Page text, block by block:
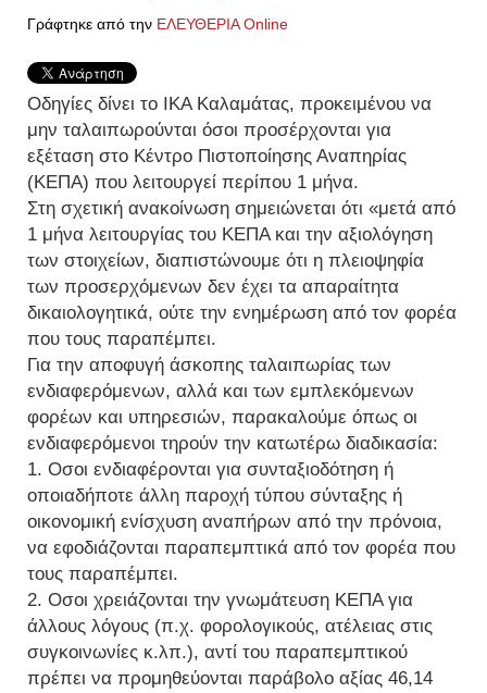
Γράφτηκε από την ΕΛΕΥΘΕΡΙΑ Online
Οδηγίες δίνει το ΙΚΑ Καλαμάτας, προκειμένου να
μην ταλαιπωρούνται όσοι προσέρχονται για
εξέταση στο Κέντρο Πιστοποίησης Αναπηρίας
(ΚΕΠΑ) που λειτουργεί περίπου 1 μήνα.
Στη σχετική ανακοίνωση σημειώνεται ότι «μετά από
1 μήνα λειτουργίας του ΚΕΠΑ και την αξιολόγηση
των στοιχείων, διαπιστώνουμε ότι η πλειοψηφία
των προσερχόμενων δεν έχει τα απαραίτητα
δικαιολογητικά, ούτε την ενημέρωση από τον φορέα
που τους παραπέμπει.
Για την αποφυγή άσκοπης ταλαιπωρίας των
ενδιαφερόμενων, αλλά και των εμπλεκόμενων
φορέων και υπηρεσιών, παρακαλούμε όπως οι
ενδιαφερόμενοι τηρούν την κατωτέρω διαδικασία:
1. Οσοι ενδιαφέρονται για συνταξιοδότηση ή
οποιαδήποτε άλλη παροχή τύπου σύνταξης ή
οικονομική ενίσχυση αναπήρων από την πρόνοια,
να εφοδιάζονται παραπεμπτικά από τον φορέα που
τους παραπέμπει.
2. Οσοι χρειάζονται την γνωμάτευση ΚΕΠΑ για
άλλους λόγους (π.χ. φορολογικούς, ατέλειας στις
συγκοινωνίες κ.λπ.), αντί του παραπεμπτικού
πρέπει να προμηθεύονται παράβολο αξίας 46,14